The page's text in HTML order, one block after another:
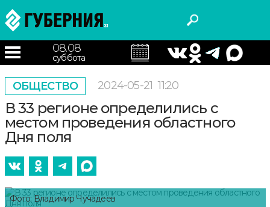
08.08
суббота
ОБЩЕСТВО 2024-05-21 11:20
В 33 регионе определились с
местом проведения областного
Дня поля
Фото: Владимир Чучадеев